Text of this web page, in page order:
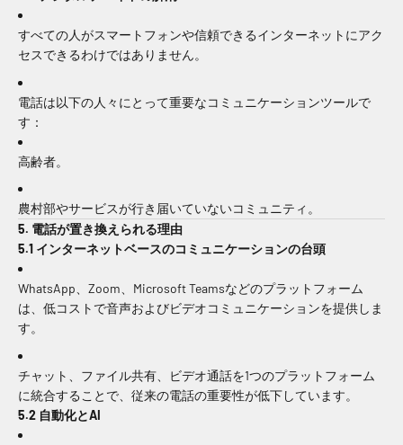
すべての人がスマートフォンや信頼できるインターネットにアク
セスできるわけではありません。
電話は以下の人々にとって重要なコミュニケーションツールで
す：
高齢者。
農村部やサービスが行き届いていないコミュニティ。
5. 電話が置き換えられる理由
5.1 インターネットベースのコミュニケーションの台頭
WhatsApp、Zoom、Microsoft Teamsなどのプラットフォーム
は、低コストで音声およびビデオコミュニケーションを提供しま
す。
チャット、ファイル共有、ビデオ通話を1つのプラットフォーム
に統合することで、従来の電話の重要性が低下しています。
5.2 自動化とAI